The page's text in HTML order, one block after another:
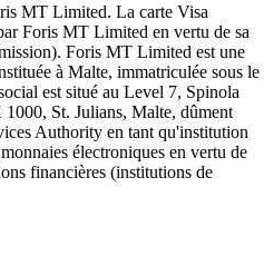
MT Limited. La carte Visa
Foris MT Limited en vertu de sa
Foris MT Limited est une
à Malte, immatriculée sous le
est situé au Level 7, Spinola
St. Julians, Malte, dûment
Authority en tant qu'institution
électroniques en vertu de
financières (institutions de